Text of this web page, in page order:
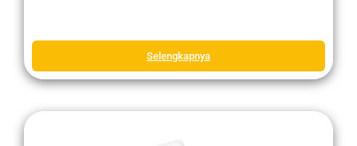
Selengkapnya